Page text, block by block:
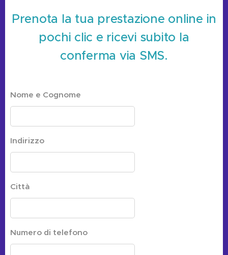
Prenota la tua prestazione online in
pochi clic e ricevi subito la
conferma via SMS.
Nome e Cognome
Indirizzo
Città
Numero di telefono